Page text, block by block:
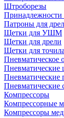
Штроборезы
Принадлежности
Патроны для
Щетки для УШМ
Щетки для дрели
Щетки для точила
Пневматическое
Пневматические
Пневматические
Пневматические
Компрессоры
Компрессорные
Компрессоры